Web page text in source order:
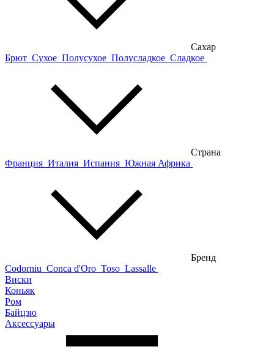
Сахар
Брют Сухое Полусухое Полусладкое Сладкое
Страна
Франция Италия Испания Южная Африка
Бренд
Codorniu Conca d'Oro Toso Lassalle
Виски
Коньяк
Ром
Байцзю
Аксессуары